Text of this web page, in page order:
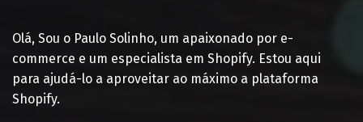
Olá, Sou o Paulo Solinho, um apaixonado por e-
commerce e um especialista em Shopify. Estou aqui
para ajudá-lo a aproveitar ao máximo a plataforma
Shopify.